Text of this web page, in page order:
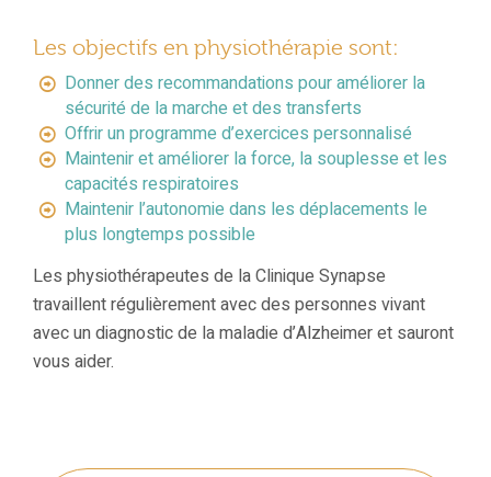
Les objectifs en physiothérapie sont:
Donner des recommandations pour améliorer la
sécurité de la marche et des transferts
Offrir un programme d’exercices personnalisé
Maintenir et améliorer la force, la souplesse et les
capacités respiratoires
Maintenir l’autonomie dans les déplacements le
plus longtemps possible
Les physiothérapeutes de la Clinique Synapse
travaillent régulièrement avec des personnes vivant
avec un diagnostic de la maladie d’Alzheimer et sauront
vous aider.